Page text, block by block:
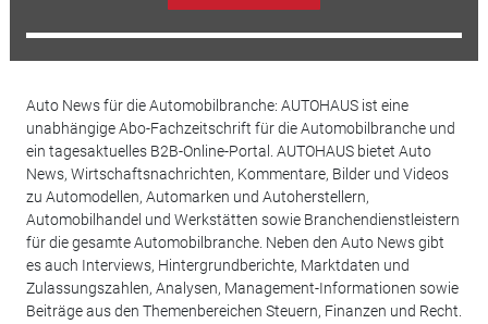
Auto News für die Automobilbranche: AUTOHAUS ist eine
unabhängige Abo-Fachzeitschrift für die Automobilbranche und
ein tagesaktuelles B2B-Online-Portal. AUTOHAUS bietet Auto
News, Wirtschaftsnachrichten, Kommentare, Bilder und Videos
zu Automodellen, Automarken und Autoherstellern,
Automobilhandel und Werkstätten sowie Branchendienstleistern
für die gesamte Automobilbranche. Neben den Auto News gibt
es auch Interviews, Hintergrundberichte, Marktdaten und
Zulassungszahlen, Analysen, Management-Informationen sowie
Beiträge aus den Themenbereichen Steuern, Finanzen und Recht.